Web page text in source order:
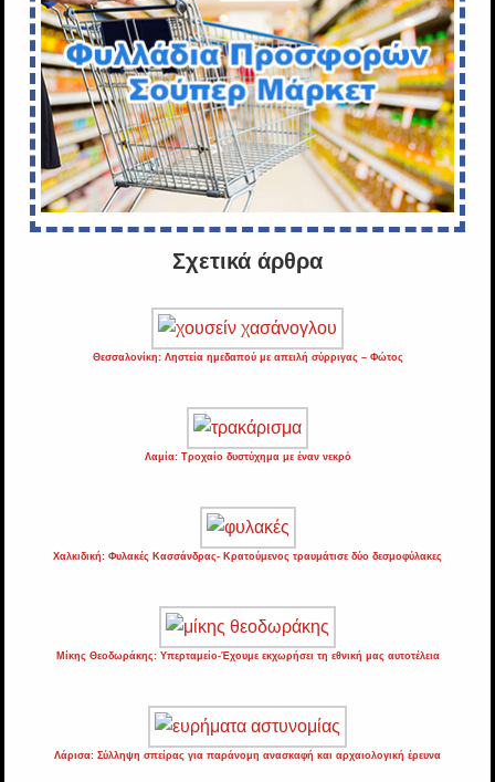
Σχετικά άρθρα
Θεσσαλονίκη: Ληστεία ημεδαπού με απειλή σύρριγας – Φώτος
Λαμία: Τροχαίο δυστύχημα με έναν νεκρό
Χαλκιδική: Φυλακές Κασσάνδρας- Κρατούμενος τραυμάτισε δύο δεσμοφύλακες
Μίκης Θεοδωράκης: Υπερταμείο-Έχουμε εκχωρήσει τη εθνική μας αυτοτέλεια
Λάρισα: Σύλληψη σπείρας για παράνομη ανασκαφή και αρχαιολογική έρευνα